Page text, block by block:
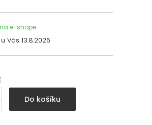
e-shope
Vás 13.8.2026
Do košíku